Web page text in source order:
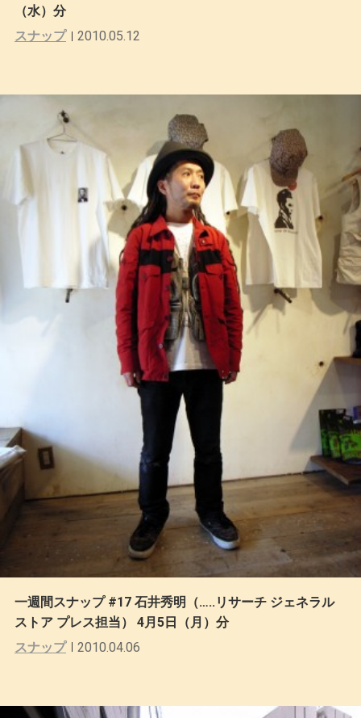
（水）分
スナップ
2010.05.12
一週間スナップ #17 石井秀明（…..リサーチ ジェネラル
ストア プレス担当） 4月5日（月）分
スナップ
2010.04.06